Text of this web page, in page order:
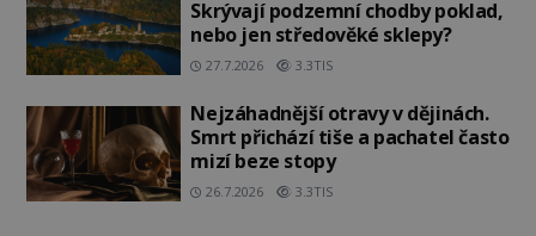
Skrývají podzemní chodby poklad,
nebo jen středověké sklepy?
27.7.2026 3.3TIS
Nejzáhadnější otravy v dějinách.
Smrt přichází tiše a pachatel často
mizí beze stopy
26.7.2026 3.3TIS